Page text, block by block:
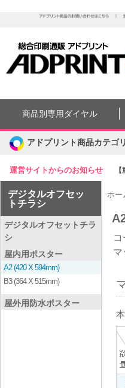
運営サイトからのお知らせ
商品別専用ダイヤル
アドプリント商品カテゴ
デジタルオフセッ
トチラシ
デジタルオフセットチラ
シ
屋内用ポスター
A2 (420 X 594mm)
B3 (364 X 515mm)
屋外用防水ポスター
ホー
マ